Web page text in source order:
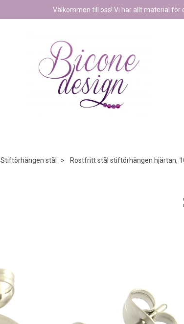
Välkommen till oss! Vi har allt material för
Stiftörhängen stål Rostfritt stål stiftörhängen hjärtan,